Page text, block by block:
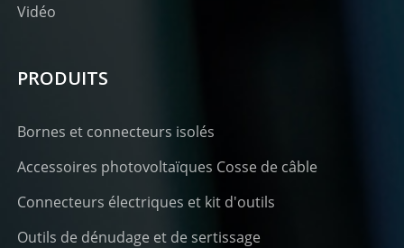
Vidéo
PRODUITS
Bornes et connecteurs isolés
Accessoires photovoltaïques Cosse de câble
Connecteurs électriques et kit d'outils
Outils de dénudage et de sertissage